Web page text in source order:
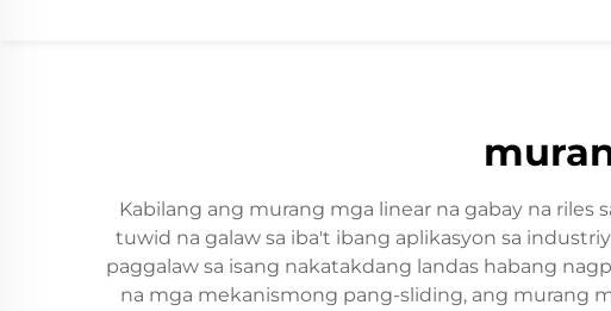
Kabilang ang murang mga linear na gabay na
tuwid na galaw sa iba't ibang aplikasyon sa
paggalaw sa isang nakatakdang landas habang
na mga mekanismong pang-sliding, ang murang